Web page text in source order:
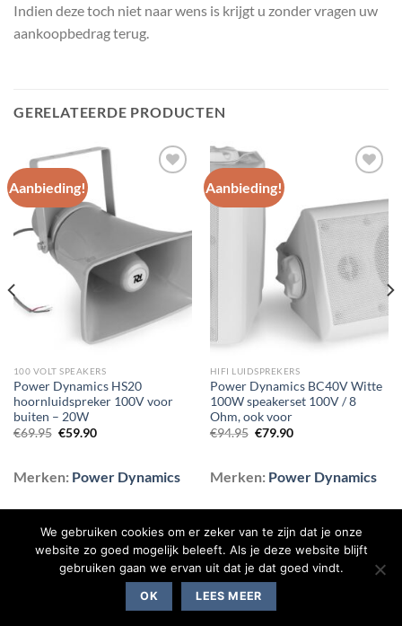
Indien deze toch niet naar wens is krijgt u zonder vragen uw
aankoopbedrag terug.
GERELATEERDE PRODUCTEN
Aanbieding!
aan
wenslijst
100 VOLT SPEAKERS
Power Dynamics HS20
hoornluidspreker 100V voor
buiten – 20W
€69.95 Oorspronkelijke
€59.90Huidige
Merken: Power Dynamics
Aanbieding!
Toevoegen
aan
wenslijst
HIFI LUIDSPREKERS
Power Dynamics BC40V Witte
100W speakerset 100V / 8
Ohm, ook voor
€94.95 Oorspronkelijke
€79.90Huidige
Merken: Power Dynamics
CONTACT OVER ONS VEELGESTELDE VRAGEN
Copyright 2026 ©Flatsome Theme
We gebruiken cookies om er zeker van te zijn dat je onze
website zo goed mogelijk beleeft. Als je deze website blijft
gebruiken gaan we ervan uit dat je dat goed vindt.
OK LEES MEER